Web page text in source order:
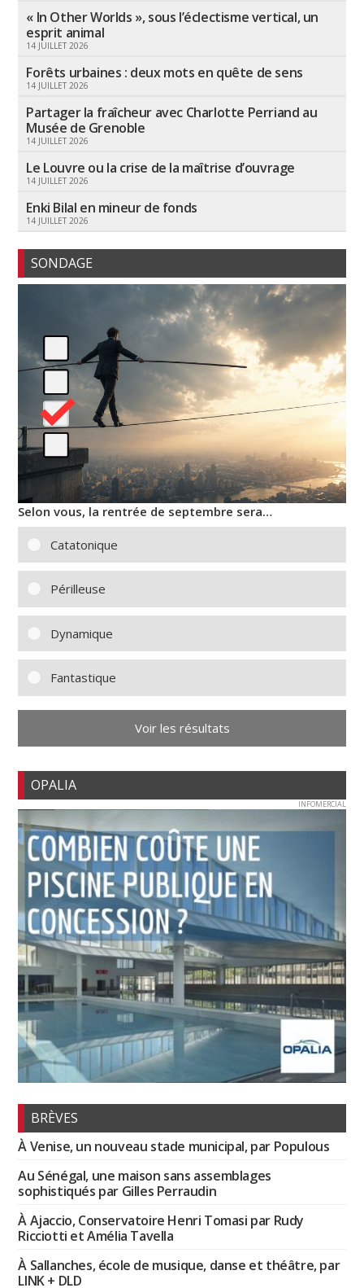
« In Other Worlds », sous l’éclectisme vertical, un
esprit animal
14 JUILLET 2026
Forêts urbaines : deux mots en quête de sens
14 JUILLET 2026
Partager la fraîcheur avec Charlotte Perriand au
Musée de Grenoble
14 JUILLET 2026
Le Louvre ou la crise de la maîtrise d’ouvrage
14 JUILLET 2026
Enki Bilal en mineur de fonds
14 JUILLET 2026
SONDAGE
Selon vous, la rentrée de septembre sera…
Catatonique
Périlleuse
Dynamique
Fantastique
Voir les résultats
OPALIA
INFOMERCIAL
BRÈVES
À Venise, un nouveau stade municipal, par Populous
Au Sénégal, une maison sans assemblages
sophistiqués par Gilles Perraudin
À Ajaccio, Conservatoire Henri Tomasi par Rudy
Ricciotti et Amélia Tavella
À Sallanches, école de musique, danse et théâtre, par
LINK + DLD